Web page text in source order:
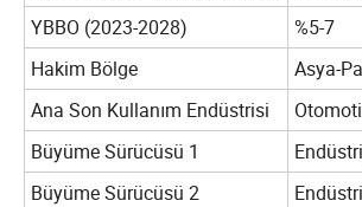
YBBO (2023-2028)
%5-7
Hakim Bölge
Asya-
Ana Son Kullanım Endüstrisi
Büyüme Sürücüsü 1
Büyüme Sürücüsü 2